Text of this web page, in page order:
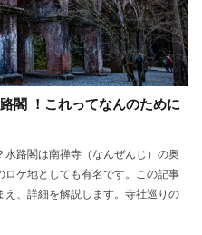
閣 ！これってなんのために
路閣は南禅寺（なんぜんじ）の奥
ロケ地としても有名です。この記事
、詳細を解説します。寺社巡りの